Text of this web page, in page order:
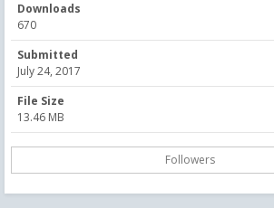
Downloads
670
Submitted
July 24, 2017
File Size
13.46 MB
Followers